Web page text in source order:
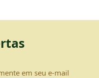
em seu e-mail